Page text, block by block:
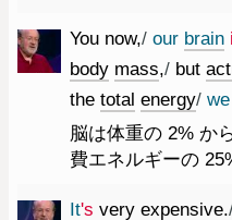
You now,/ our brain
body mass,/ but
the total energy/ we
脳は体重の 2% か
費エネルギーの
It's very expensive.